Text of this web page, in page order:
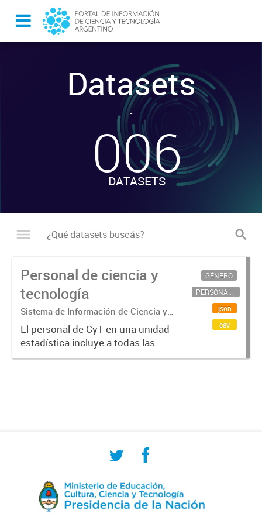
Datasets
-
006
DATASETS
Personal de ciencia y
tecnología
Sistema de Información de Ciencia y
Tecnología Argentino (SICYTAR)
El personal de CyT en una unidad
estadística incluye a todas las
personas involucradas
GÉNERO
PERSONAL CIENTÍFICO-TECNOLÓGICO
json
csv